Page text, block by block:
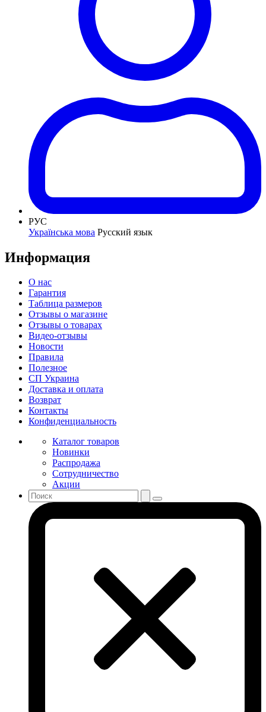
РУС
Українська мова Русский язык
Информация
О нас
Гарантия
Таблица размеров
Отзывы о магазине
Отзывы о товарах
Видео-отзывы
Новости
Правила
Полезное
СП Украина
Доставка и оплата
Возврат
Контакты
Конфиденциальность
Каталог товаров
Новинки
Распродажа
Сотрудничество
Акции